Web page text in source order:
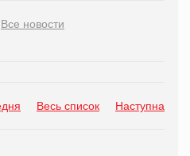
Все новости
Весь список Наступна